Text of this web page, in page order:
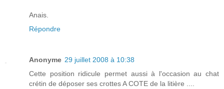
Anais.
Répondre
Anonyme 29 juillet 2008 à 10:38
Cette position ridicule permet aussi à l'occasion au chat
crétin de déposer ses crottes A COTE de la litière ....